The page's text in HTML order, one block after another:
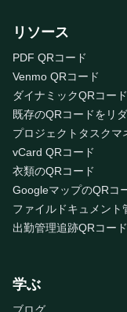
リソース
PDF QRコード
Venmo QRコード
ダイナミックQRコード
既存のQRコードをリ
プロジェクトタスクマ
vCard QRコード
衣類のQRコード
GoogleマップのQRコ
ファイルドキュメント
出勤管理追跡QRコード
学ぶ